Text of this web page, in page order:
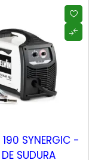
SYNERGIC -
SUDURA